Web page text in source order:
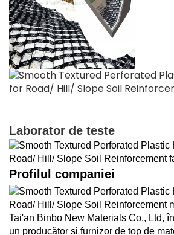
Laborator de teste
Profilul companiei
Tai'an Binbo New Materials Co., Ltd,
un producător și furnizor de top de